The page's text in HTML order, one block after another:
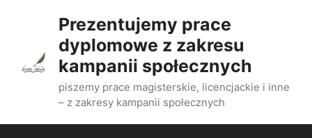
Prezentujemy prace
dyplomowe z zakresu
kampanii społecznych
piszemy prace magisterskie, licencjackie i inne
– z zakresy kampanii społecznych